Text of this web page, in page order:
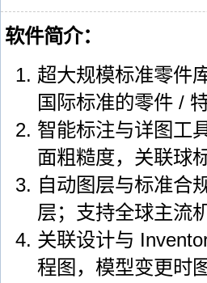
软件简介：
超大规模标准零件
国际标准的零件 /
智能标注与详图工
面粗糙度，关联球
自动图层与标准合
层；支持全球主流
关联设计与
程图，模型变更时